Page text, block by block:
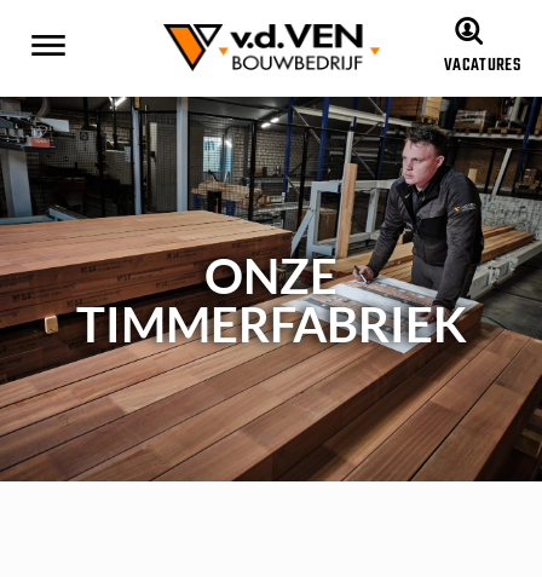
VACATURES
ONZE
TIMMERFABRIEK